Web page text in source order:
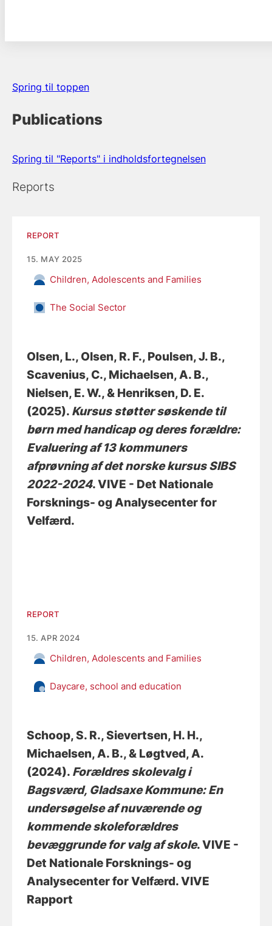
Spring til toppen
Publications
Spring til "Reports" i indholdsfortegnelsen
Reports
REPORT
15. MAY 2025
Children, Adolescents and Families
The Social Sector
Olsen, L., Olsen, R. F., Poulsen, J. B.,
Scavenius, C., Michaelsen, A. B.,
Nielsen, E. W., & Henriksen, D. E.
(2025). Kursus støtter søskende til
børn med handicap og deres forældre:
Evaluering af 13 kommuners
afprøvning af det norske kursus SIBS
2022-2024. VIVE - Det Nationale
Forsknings- og Analysecenter for
Velfærd.
REPORT
15. APR 2024
Children, Adolescents and Families
Daycare, school and education
Schoop, S. R., Sievertsen, H. H.,
Michaelsen, A. B., & Løgtved, A.
(2024). Forældres skolevalg i
Bagsværd, Gladsaxe Kommune: En
undersøgelse af nuværende og
kommende skoleforældres
bevæggrunde for valg af skole. VIVE -
Det Nationale Forsknings- og
Analysecenter for Velfærd. VIVE
Rapport